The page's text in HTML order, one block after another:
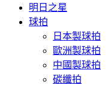
明日之星
球拍
日本製球拍
歐洲製球拍
中國製球拍
碳纖拍